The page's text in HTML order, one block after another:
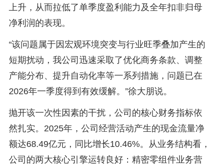
上升，从而拉低了单季度盈利能力及全年扣非归母
净利润的表现。
“该问题属于因宏观环境突变与行业旺季叠加产生的
短期扰动，我公司迅速采取了优化商务条款、调整
产能分布、提升自动化率等一系列措施，问题已在
2026年一季度得到有效缓解。”徐大朋说。
抛开该一次性因素的干扰，公司的核心财务指标依
然扎实。2025年，公司经营活动产生的现金流量净
额达68.49亿元，同比增长10.46%。从业务结构看，
公司的两大核心引擎运转良好：精密零组件业务营